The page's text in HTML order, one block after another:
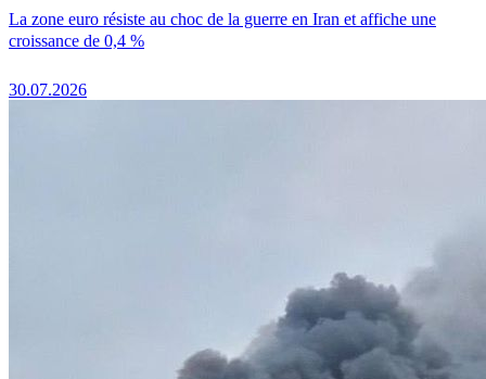
La zone euro résiste au choc de la guerre en Iran et affiche une
croissance de 0,4 %
30.07.2026